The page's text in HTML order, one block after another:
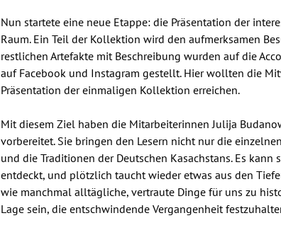
Nun startete eine neue Etappe: die Präsentation der
Raum. Ein Teil der Kollektion wird den aufmerksamen
restlichen Artefakte mit Beschreibung wurden auf die
auf Facebook und Instagram gestellt. Hier wollten die
Präsentation der einmaligen Kollektion erreichen.
Mit diesem Ziel haben die Mitarbeiterinnen Julija
vorbereitet. Sie bringen den Lesern nicht nur die
und die Traditionen der Deutschen Kasachstans. Es
entdeckt, und plötzlich taucht wieder etwas aus den
wie manchmal alltägliche, vertraute Dinge für uns zu
Lage sein, die entschwindende Vergangenheit